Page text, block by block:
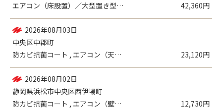
浴室・洗面所・トイレ通常換気扇・換気口（...
74,230円
2026年08月04日
静岡県浜松市中央区貴平町
エアコン（床設置）／大型置き型 , エア...
42,360円
2026年08月03日
中央区中郡町
防カビ抗菌コート , エアコン（天井設置...
23,120円